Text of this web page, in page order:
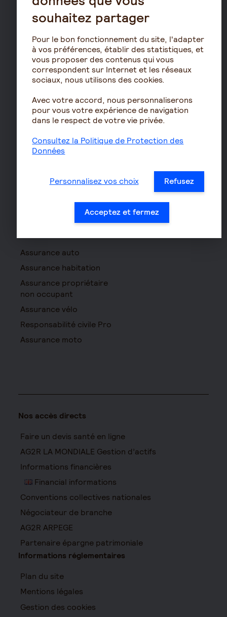
PERIN
PERCOL / PERECOL
PERO
PEE
Contrat de capitalisation
Rente viagère
Résidence avec services
pour seniors
Le fonctionnement de
la retraite
à la retraite
Les déclarations sociales
Assurance auto
Assurance habitation
Assurance propriétaire
non occupant
Assurance vélo
Responsabilité civile Pro
Assurance moto
Nos accès directs
Faire un devis santé en ligne
AG2R LA MONDIALE Gestion d’actifs
Informations financières
Financial informations
Conventions collectives nationales
Négociateur de branche
AG2R ARPEGE
Partenaire épargne patrimoniale
Informations réglementaires
Plan du site
Mentions légales
Gestion des cookies
souhaitez partager
Pour le bon fonctionnement du site, l'adapter
à vos préférences, établir des statistiques, et
vous proposer des contenus qui vous
correspondent sur Internet et les réseaux
sociaux, nous utilisons des cookies.
Avec votre accord, nous personnaliserons
pour vous votre expérience de navigation
dans le respect de votre vie privée.
Consultez la Politique de Protection des
Données
Personnalisez vos choix Refusez
Acceptez et fermez